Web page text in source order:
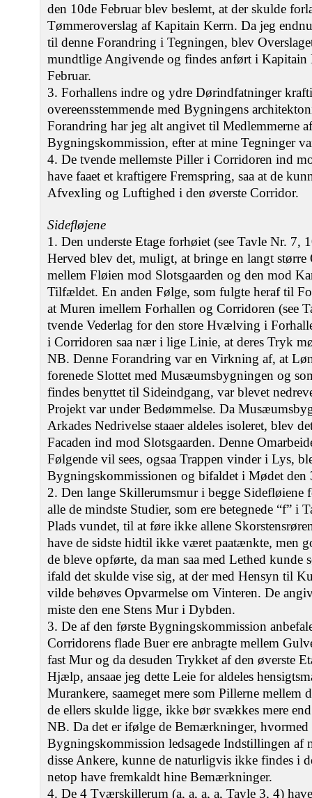
den 10de Februar blev beslemt, at der skulde
Tømmeroverslag af Kapitain Kerrn. Da jeg
til denne Forandring i Tegningen, blev
mundtlige Angivende og findes anført i Kapitain
Februar.
3. Forhallens indre og ydre Dørindfatninger
overeensstemmende med Bygningens
Forandring har jeg alt angivet til Medlemmerne
Bygningskommission, efter at mine Tegninger
4. De tvende mellemste Piller i Corridoren ind
have faaet et kraftigere Fremspring, saa at de
Afvexling og Luftighed i den øverste Corridor.
Sidefløjene
1. Den underste Etage forhøiet (see Tavle Nr. 7,
Herved blev det, muligt, at bringe en langt større
mellem Fløien mod Slotsgaarden og den mod
Tilfældet. En anden Følge, som fulgte heraf til
at Muren imellem Forhallen og Corridoren (see
tvende Vederlag for den store Hvælving i
i Corridoren saa nær i lige Linie, at deres Tryk
NB. Denne Forandring var en Virkning af, at
forenede Slottet med Musæumsbygningen og
findes benyttet til Sideindgang, var blevet
Projekt var under Bedømmelse. Da
Arkades Nedrivelse staaer aldeles isoleret, blev
Facaden ind mod Slotsgaarden. Denne
Følgende vil sees, ogsaa Trappen vinder i Lys,
Bygningskommissionen og bifaldet i Mødet den
2. Den lange Skillerumsmur i begge Sidefløiene
alle de mindste Studier, som ere betegnede “f” i
Plads vundet, til at føre ikke allene
have de sidste hidtil ikke været paatænkte, men
de bleve opførte, da man saa med Lethed
ifald det skulde vise sig, at der med Hensyn til
vilde behøves Opvarmelse om Vinteren. De
miste den ene Stens Mur i Dybden.
3. De af den første Bygningskommission
Corridorens flade Buer ere anbragte mellem
fast Mur og da desuden Trykket af den øverste
Hjælp, ansaae jeg dette Leie for aldeles
Murankere, saameget mere som Pillerne mellem
de ellers skulde ligge, ikke bør svækkes mere
NB. Da det er ifølge de Bemærkninger, hvormed
Bygningskommission ledsagede Indstillingen af
disse Ankere, kunne de naturligvis ikke findes i
netop have fremkaldt hine Bemærkninger.
4. De 4 Tværskillerum (a, a, a, a, Tavle 3, 4)